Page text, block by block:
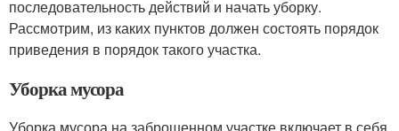
последовательность действий и начать уборку.
Рассмотрим, из каких пунктов должен состоять порядок
приведения в порядок такого участка.
Уборка мусора
Уборка мусора на заброшенном участке включает в себя